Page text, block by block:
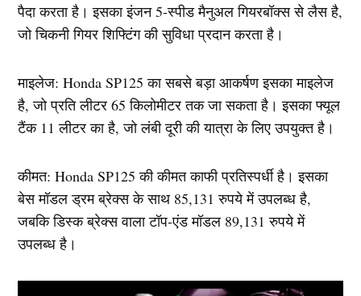
पैदा करता है। इसका इंजन 5-स्पीड मैनुअल गियरबॉक्स से लैस है,
जो चिकनी गियर शिफ्टिंग की सुविधा प्रदान करता है।
माइलेज: Honda SP125 का सबसे बड़ा आकर्षण इसका माइलेज
है, जो प्रति लीटर 65 किलोमीटर तक जा सकता है। इसका फ्यूल
टैंक 11 लीटर का है, जो लंबी दूरी की यात्रा के लिए उपयुक्त है।
कीमत: Honda SP125 की कीमत काफी प्रतिस्पर्धी है। इसका
बेस मॉडल ड्रम ब्रेक्स के साथ 85,131 रुपये में उपलब्ध है,
जबकि डिस्क ब्रेक्स वाला टॉप-एंड मॉडल 89,131 रुपये में
उपलब्ध है।